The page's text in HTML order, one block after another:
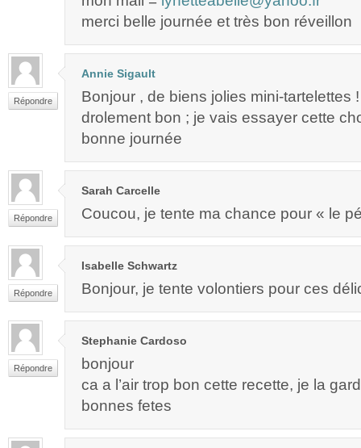
merci belle journée et très bon réveillon
Répondre
Annie Sigault
Bonjour , de biens jolies mini-tartelettes !
drolement bon ; je vais essayer cette
bonne journée
Répondre
Sarah Carcelle
Coucou, je tente ma chance pour « le
Répondre
Isabelle Schwartz
Bonjour, je tente volontiers pour ces
Répondre
Stephanie Cardoso
bonjour
ca a l’air trop bon cette recette, je la
bonnes fetes